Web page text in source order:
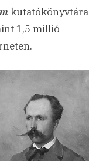
kutatókönyvtára
1,5 millió